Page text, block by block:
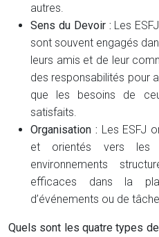
autres.
Sens du Devoir : Les
sont souvent engagés
leurs amis et de leur
des responsabilités pour
que les besoins de
satisfaits.
Organisation : Les ESFJ
et orientés vers les
environnements
efficaces dans la
d’événements ou de
Quels sont les quatre types